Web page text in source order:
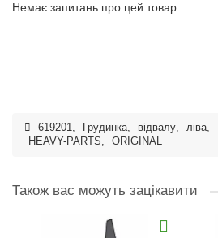
Немає запитань про цей товар.
619201, Грудинка, відвалу, ліва,
HEAVY-PARTS, ORIGINAL
Також вас можуть зацікавити